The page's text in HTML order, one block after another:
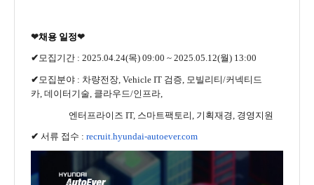
❤채용 일정❤
✔모집기간 : 2025.04.24(목) 09:00 ~ 2025.05.12(월) 13:00
✔ 모집분야 : 차량전장 , Vehicle IT 검증 모빌리티/커넥티드
카 데이터기술 클라우드/인프라,
엔터프라이즈 IT, 스마트팩토리 기획재경 경영지원
✔ 서류 접수 : recruit.hyundai-autoever.com